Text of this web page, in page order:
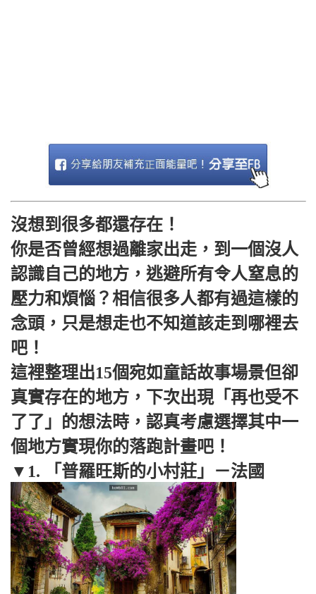
沒想到很多都還存在！
你是否曾經想過離家出走，到一個沒人
認識自己的地方，逃避所有令人窒息的
壓力和煩惱？相信很多人都有過這樣的
念頭，只是想走也不知道該走到哪裡去
吧！
這裡整理出15個宛如童話故事場景但卻
真實存在的地方，下次出現「再也受不
了了」的想法時，認真考慮選擇其中一
個地方實現你的落跑計畫吧！
▼1. 「普羅旺斯的小村莊」－法國